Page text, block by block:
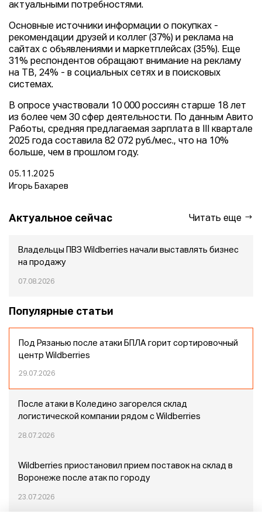
актуальными потребностями.
Основные источники информации о покупках -
рекомендации друзей и коллег (37%) и реклама на
сайтах с объявлениями и маркетплейсах (35%). Еще
31% респондентов обращают внимание на рекламу
на ТВ, 24% - в социальных сетях и в поисковых
системах.
В опросе участвовали 10 000 россиян старше 18 лет
из более чем 30 сфер деятельности. По данным Авито
Работы, средняя предлагаемая зарплата в III квартале
2025 года составила 82 072 руб./мес., что на 10%
больше, чем в прошлом году.
05.11.2025
Игорь Бахарев
Актуальное сейчас Читать еще
Владельцы ПВЗ Wildberries начали выставлять бизнес
на продажу
07.08.2026
Популярные статьи
Под Рязанью после атаки БПЛА горит сортировочный
центр Wildberries
29.07.2026
После атаки в Коледино загорелся склад
логистической компании рядом с Wildberries
28.07.2026
Wildberries приостановил прием поставок на склад в
Воронеже после атак по городу
23.07.2026